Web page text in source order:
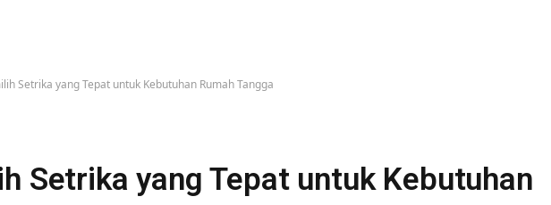
Setrika yang Tepat untuk Kebutuhan Rumah Tangga
Setrika yang Tepat untuk Kebutuhan